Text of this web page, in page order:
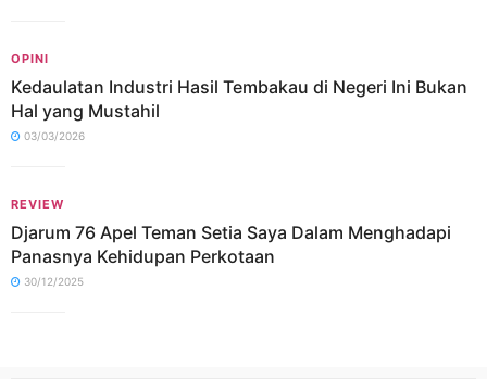
OPINI
Kedaulatan Industri Hasil Tembakau di Negeri Ini Bukan
Hal yang Mustahil
03/03/2026
REVIEW
Djarum 76 Apel Teman Setia Saya Dalam Menghadapi
Panasnya Kehidupan Perkotaan
30/12/2025